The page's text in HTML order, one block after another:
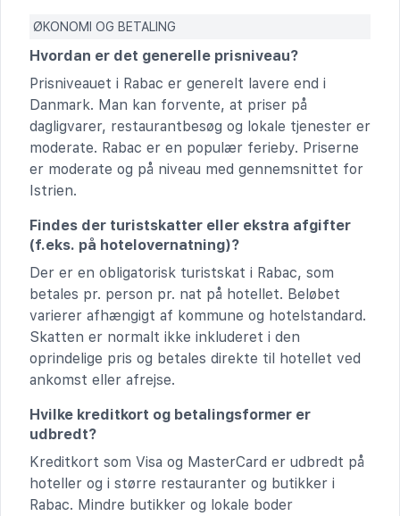
ØKONOMI OG BETALING
Hvordan er det generelle prisniveau?
Prisniveauet i Rabac er generelt lavere end i
Danmark. Man kan forvente, at priser på
dagligvarer, restaurantbesøg og lokale tjenester er
moderate. Rabac er en populær ferieby. Priserne
er moderate og på niveau med gennemsnittet for
Istrien.
Findes der turistskatter eller ekstra afgifter
(f.eks. på hotelovernatning)?
Der er en obligatorisk turistskat i Rabac, som
betales pr. person pr. nat på hotellet. Beløbet
varierer afhængigt af kommune og hotelstandard.
Skatten er normalt ikke inkluderet i den
oprindelige pris og betales direkte til hotellet ved
ankomst eller afrejse.
Hvilke kreditkort og betalingsformer er
udbredt?
Kreditkort som Visa og MasterCard er udbredt på
hoteller og i større restauranter og butikker i
Rabac. Mindre butikker og lokale boder